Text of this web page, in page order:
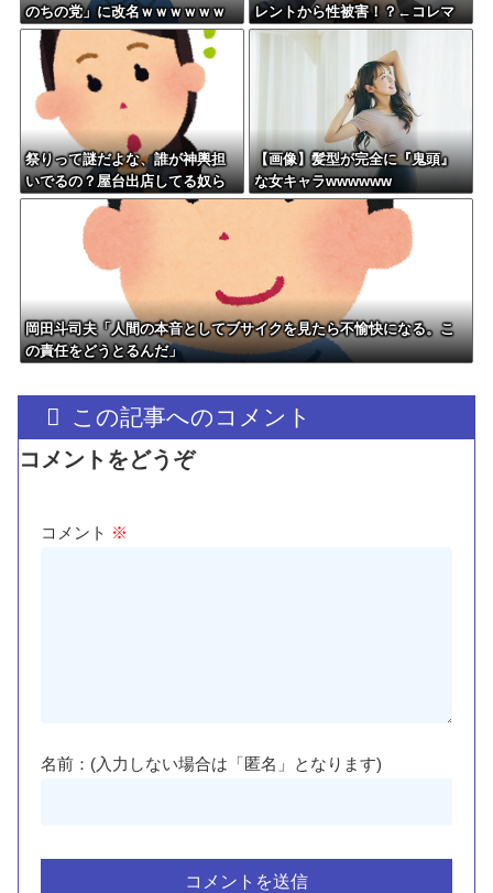
のちの党」に改名ｗｗｗｗｗｗ
ｗｗ
レントから性被害！？←コレマ
ジならヤバくねーか？
祭りって謎だよな、誰が神輿担
いでるの？屋台出店してる奴ら
は誰の許可を得て商売してる
【画像】髪型が完全に『鬼頭』
な女キャラwwwwww
岡田斗司夫「人間の本音としてブサイクを見たら不愉快になる。こ
の責任をどうとるんだ」
この記事へのコメント
コメントをどうぞ
コメント ※
名前